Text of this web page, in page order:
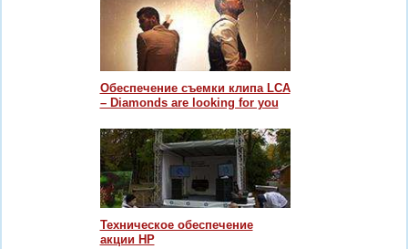
Обеспечение съемки клипа LCA
– Diamonds are looking for you
Техническое обеспечение
акции HP